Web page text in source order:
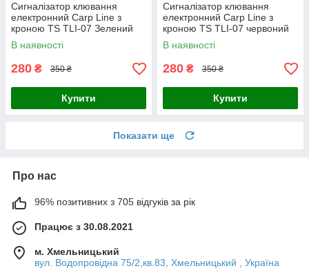
Сигналізатор клювання
електронний Carp Line з
кроною TS TLI-07 Зелений
В наявності
280 ₴ 350 ₴
Купити
Сигналізатор клювання
електронний Carp Line з
кроною TS TLI-07 червоний
Жовтий
В наявності
280 ₴ 350 ₴
Купити
Показати ще
Про нас
96% позитивних з 705 відгуків за рік
Працює з 30.08.2021
м. Хмельницький
вул. Водопровідна 75/2,кв.83, Хмельницький , Україна